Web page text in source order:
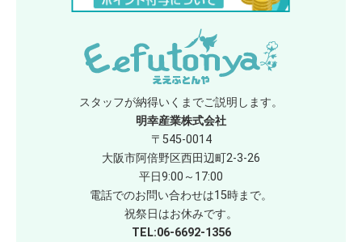
スタッフが納得いくまでご説明します。
明幸産業株式会社
〒545-0014
大阪市阿倍野区西田辺町2-3-26
平日9:00～17:00
電話でのお問い合わせは15時まで。
祝祭日はお休みです。
TEL:06-6692-1356